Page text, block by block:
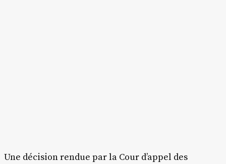
Une décision rendue par la Cour d’appel des